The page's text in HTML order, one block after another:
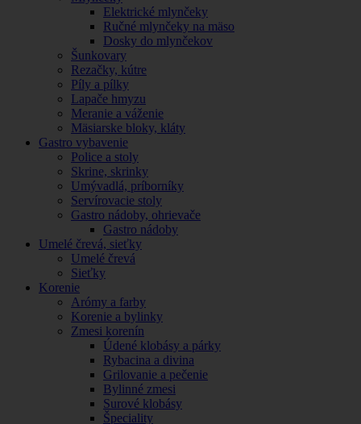
Elektrické mlynčeky
Ručné mlynčeky na mäso
Dosky do mlynčekov
Šunkovary
Rezačky, kútre
Píly a pílky
Lapače hmyzu
Meranie a váženie
Mäsiarske bloky, kláty
Gastro vybavenie
Police a stoly
Skrine, skrinky
Umývadlá, príborníky
Servírovacie stoly
Gastro nádoby, ohrievače
Gastro nádoby
Umelé črevá, sieťky
Umelé črevá
Sieťky
Korenie
Arómy a farby
Korenie a bylinky
Zmesi korenín
Údené klobásy a párky
Rybacina a divina
Grilovanie a pečenie
Bylinné zmesi
Surové klobásy
Špeciality